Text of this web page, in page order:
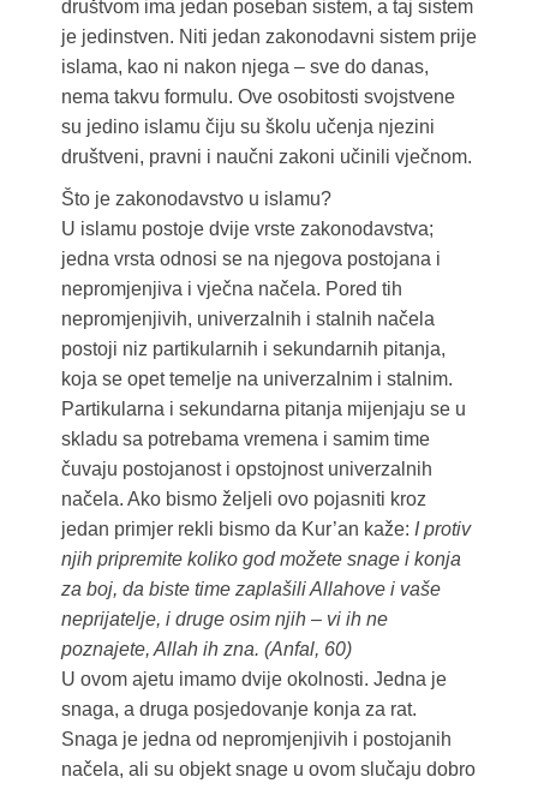
društvom ima jedan poseban sistem, a taj sistem
je jedinstven. Niti jedan zakonodavni sistem prije
islama, kao ni nakon njega – sve do danas,
nema takvu formulu. Ove osobitosti svojstvene
su jedino islamu čiju su školu učenja njezini
društveni, pravni i naučni zakoni učinili vječnom.
Što je zakonodavstvo u islamu?
U islamu postoje dvije vrste zakonodavstva;
jedna vrsta odnosi se na njegova postojana i
nepromjenjiva i vječna načela. Pored tih
nepromjenjivih, univerzalnih i stalnih načela
postoji niz partikularnih i sekundarnih pitanja,
koja se opet temelje na univerzalnim i stalnim.
Partikularna i sekundarna pitanja mijenjaju se u
skladu sa potrebama vremena i samim time
čuvaju postojanost i opstojnost univerzalnih
načela. Ako bismo željeli ovo pojasniti kroz
jedan primjer rekli bismo da Kur’an kaže: I protiv
njih pripremite koliko god možete snage i konja
za boj, da biste time zaplašili Allahove i vaše
neprijatelje, i druge osim njih – vi ih ne
poznajete, Allah ih zna. (Anfal, 60)
U ovom ajetu imamo dvije okolnosti. Jedna je
snaga, a druga posjedovanje konja za rat.
Snaga je jedna od nepromjenjivih i postojanih
načela, ali su objekt snage u ovom slučaju dobro